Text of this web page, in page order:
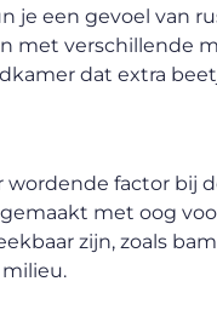
een gevoel van
met verschillende
dat extra
factor bij
met oog
zijn, zoals